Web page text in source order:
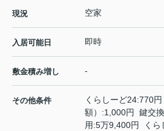
現況 空家
入居可能日 即時
敷金積み増し -
その他条件
くらしーど24:770
額）:1,000円 鍵交
用:5万9,400円 くら